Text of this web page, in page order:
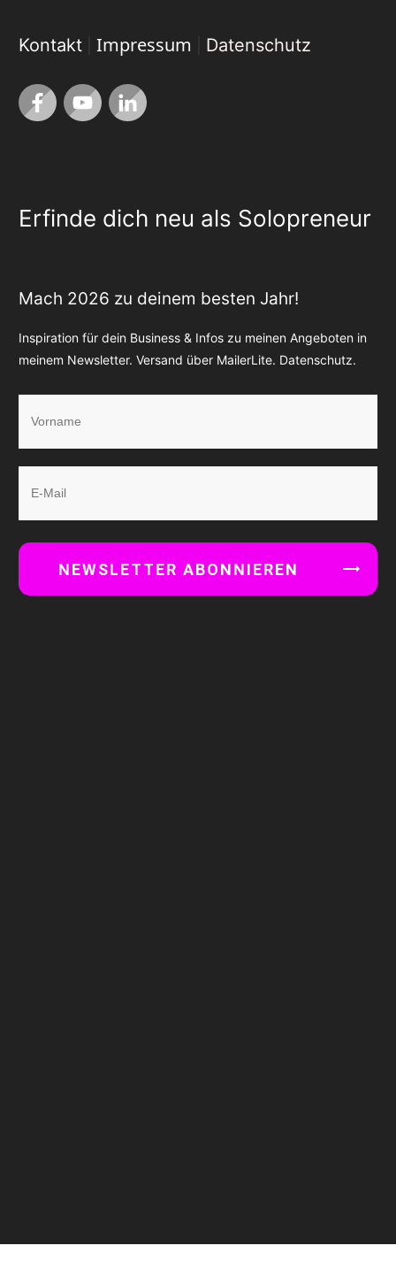
Kontakt Impressum Datenschutz
Erfinde dich neu als Solopreneur
Mach 2026 zu deinem besten Jahr!
Inspiration für dein Business & Infos zu meinen Angeboten in
meinem Newsletter. Versand über MailerLite. Datenschutz.
NEWSLETTER ABONNIEREN